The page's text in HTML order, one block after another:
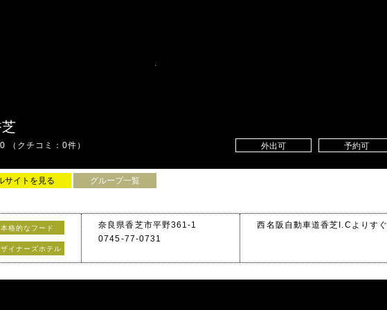
（クチコミ：0件） 外出可 予約可
サイトを見る グループ一覧
本格的なフード
イナーズホテル
奈良県香芝市平野361-1
0745-77-0731
西名阪自動車道香芝I.Cよりすぐ